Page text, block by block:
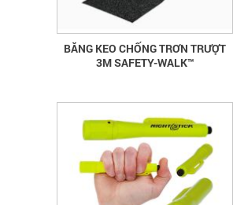
BĂNG KEO CHỐNG TRƠN TRƯỢT
3M SAFETY-WALK™